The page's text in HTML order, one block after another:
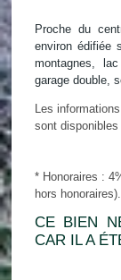
Proche du
environ édifiée
montagnes,
garage double,
Les
sont
* Honoraires :
hors honoraires).
CE BIEN
CAR IL A